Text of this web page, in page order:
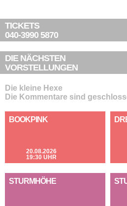
TICKETS
040-3990 5870
DIE NÄCHSTEN
VORSTELLUNGEN
Die kleine Hexe
Die Kommentare sind
BOOKPINK
20.08.2026
19:30 UHR
STURMHÖHE